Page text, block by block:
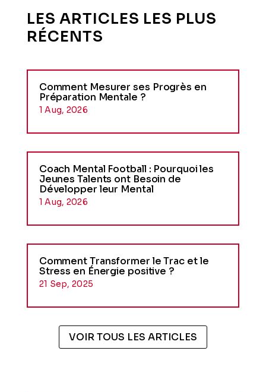
LES ARTICLES LES PLUS
RÉCENTS
Comment Mesurer ses Progrès en
Préparation Mentale ?
1 Aug, 2026
Coach Mental Football : Pourquoi les
Jeunes Talents ont Besoin de
Développer leur Mental
1 Aug, 2026
Comment Transformer le Trac et le
Stress en Énergie positive ?
21 Sep, 2025
VOIR TOUS LES ARTICLES